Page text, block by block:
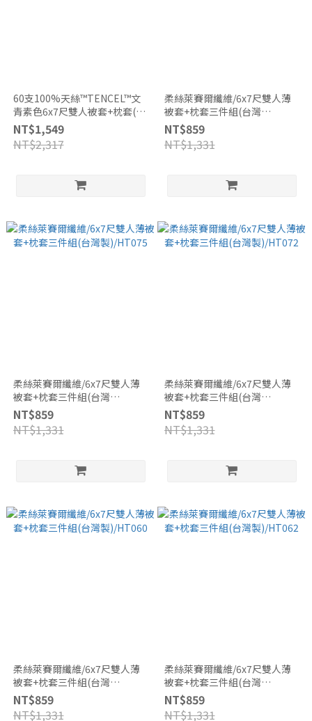
60支100%天絲™TENCEL™文
青素色6x7尺雙人被套+枕套(2
入)三件組/專櫃頂級300織/台灣
製/6ST26
NT$1,549
NT$2,317
柔絲萊賽爾纖維/6x7尺雙人薄
被套+枕套三件組(台灣
製)/HT073
NT$859
NT$1,331
柔絲萊賽爾纖維/6x7尺雙人薄
被套+枕套三件組(台灣
製)/HT075
NT$859
NT$1,331
柔絲萊賽爾纖維/6x7尺雙人薄
被套+枕套三件組(台灣
製)/HT072
NT$859
NT$1,331
柔絲萊賽爾纖維/6x7尺雙人薄
被套+枕套三件組(台灣
製)/HT060
NT$859
NT$1,331
柔絲萊賽爾纖維/6x7尺雙人薄
被套+枕套三件組(台灣
製)/HT062
NT$859
NT$1,331